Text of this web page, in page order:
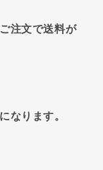
注文で送料が
なります。